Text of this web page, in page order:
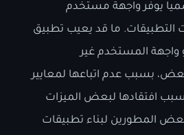
يوفر واجهة مستخدم
التطبيقات. ما قد يعيب تطبيق
واجهة المستخدم غير
بسبب عدم اتباعها لمعايير
افتقادها لبعض الميزات
المطورين لبناء تطبيقات